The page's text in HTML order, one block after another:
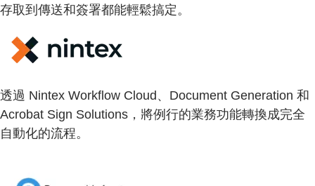
存取到傳送和簽署都能輕鬆搞定。
透過 Nintex Workflow Cloud、Document Generation 和
Acrobat Sign Solutions，將例行的業務功能轉換成完全
自動化的流程。